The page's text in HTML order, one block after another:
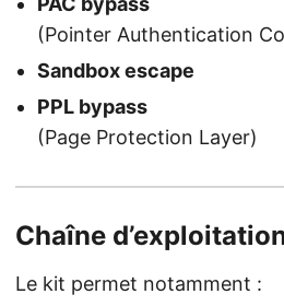
(Pointer Authentication
Sandbox escape
PPL bypass
(Page Protection Layer)
Chaîne
Le kit permet notamment :